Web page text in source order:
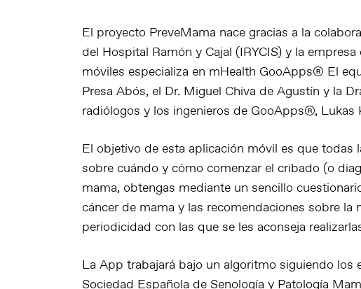
El proyecto PreveMama nace gracias a la
del Hospital Ramón y Cajal (IRYCIS) y la
móviles especializa en mHealth GooApps® El
Presa Abós, el Dr. Miguel Chiva de Agustín y la
radiólogos y los ingenieros de GooApps®, Lukas
El objetivo de esta aplicación móvil es que todas
sobre cuándo y cómo comenzar el cribado (o
mama, obtengas mediante un sencillo
cáncer de mama y las recomendaciones sobre la
periodicidad con las que se les aconseja
La App trabajará bajo un algoritmo siguiendo los
Sociedad Española de Senología y Patología